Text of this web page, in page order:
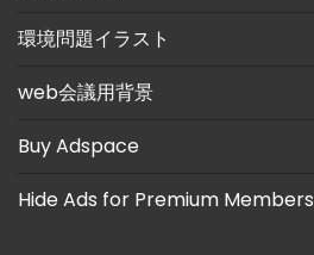
環境問題イラスト
web会議用背景
Buy Adspace
Hide Ads for Premium Members